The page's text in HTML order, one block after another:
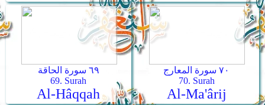
٦٩ سورة الحاقة
69. Surah
Al-Hâqqah
٧٠ سورة المعارج
70. Surah
Al-Ma'ârij